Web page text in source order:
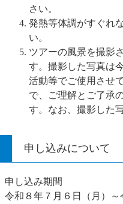
さい。
発熱等体調がすぐれ
い。
ツアーの風景を撮影
す。撮影した写真は
活動等でご使用させ
で、ご理解とご了承
す。なお、撮影した
申し込みについて
申し込み期間
令和８年７月６日（月）～